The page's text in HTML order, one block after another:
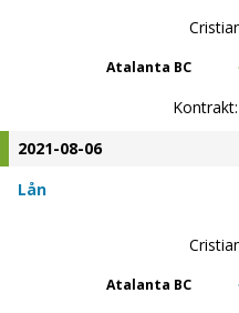
Atalanta BC
Kontrakt:
2021-08-06
Lån
Atalanta BC